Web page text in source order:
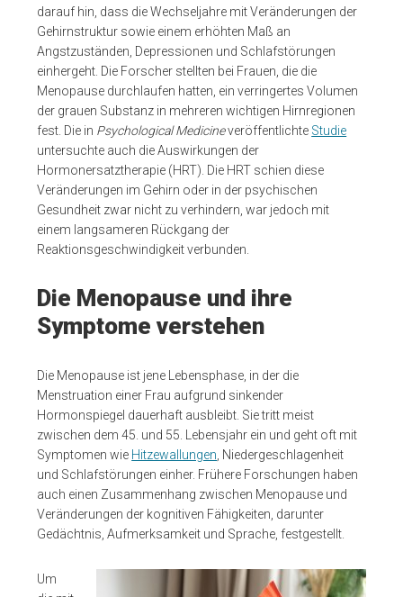
darauf hin, dass die Wechseljahre mit Veränderungen der
Gehirnstruktur sowie einem erhöhten Maß an
Angstzuständen, Depressionen und Schlafstörungen
einhergeht. Die Forscher stellten bei Frauen, die die
Menopause durchlaufen hatten, ein verringertes Volumen
der grauen Substanz in mehreren wichtigen Hirnregionen
fest. Die in Psychological Medicineveröffentlichte Studie
untersuchte auch die Auswirkungen der
Hormonersatztherapie (HRT). Die HRT schien diese
Veränderungen im Gehirn oder in der psychischen
Gesundheit zwar nicht zu verhindern, war jedoch mit
einem langsameren Rückgang der
Reaktionsgeschwindigkeit verbunden.
Die Menopause und ihre
Symptome verstehen
Die Menopause ist jene Lebensphase, in der die
Menstruation einer Frau aufgrund sinkender
Hormonspiegel dauerhaft ausbleibt. Sie tritt meist
zwischen dem 45. und 55. Lebensjahr ein und geht oft mit
Symptomen wie Hitzewallungen , Niedergeschlagenheit
und Schlafstörungen einher. Frühere Forschungen haben
auch einen Zusammenhang zwischen Menopause und
Veränderungen der kognitiven Fähigkeiten, darunter
Gedächtnis, Aufmerksamkeit und Sprache, festgestellt.
Um